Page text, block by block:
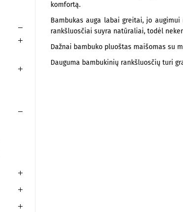
komfortą.
Bambukas auga labai greitai, jo
rankšluosčiai suyra natūraliai, todėl
Dažnai bambuko pluoštas maišomas su
Dauguma bambukinių rankšluosčių turi